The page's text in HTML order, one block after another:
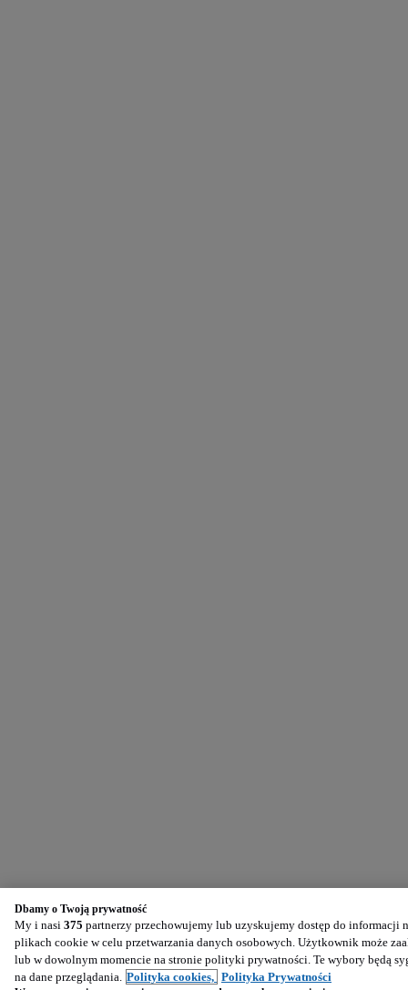
Dbamy o Twoją prywatność
My i nasi 375 partnerzy przechowujemy lub uzyskujemy dostęp do
plikach cookie w celu przetwarzania danych osobowych. Użytkownik może
lub w dowolnym momencie na stronie polityki prywatności. Te wybory będą
na dane przeglądania. Polityka cookies, Polityka Prywatności